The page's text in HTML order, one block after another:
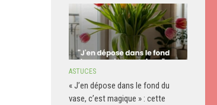
ASTUCES
« J’en dépose dans le fond du
vase, c’est magique » : cette